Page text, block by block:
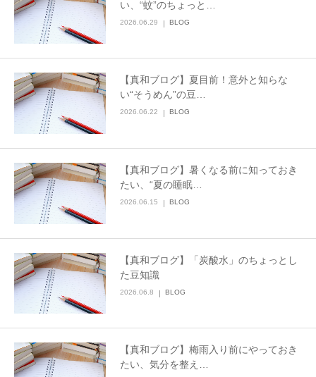
い、“蚊”のちょっと…
2026.06.29 BLOG
【真和ブログ】夏目前！意外と知らな
い“そうめん”の豆…
2026.06.22 BLOG
【真和ブログ】暑くなる前に知っておき
たい、“夏の睡眠…
2026.06.15 BLOG
【真和ブログ】「炭酸水」のちょっとし
た豆知識
2026.06.8 BLOG
【真和ブログ】梅雨入り前にやっておき
たい、気分を整え…